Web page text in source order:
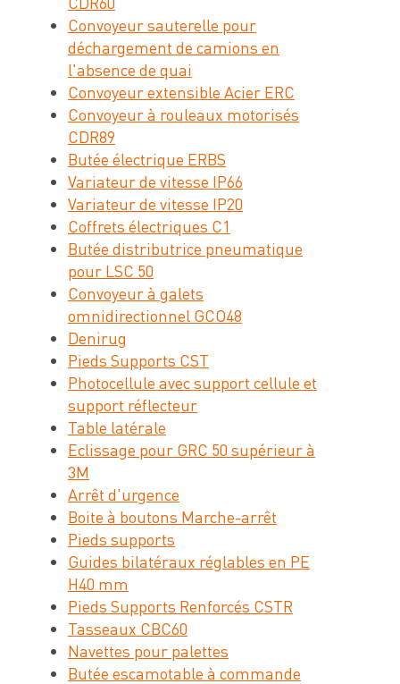
Convoyeur sauterelle pour
déchargement de camions en
l'absence de quai
Convoyeur extensible Acier ERC
Convoyeur à rouleaux motorisés
CDR89
Butée électrique ERBS
Variateur de vitesse IP66
Variateur de vitesse IP20
Coffrets électriques C1
Butée distributrice pneumatique
pour LSC 50
Convoyeur à galets
omnidirectionnel GCO48
Denirug
Pieds Supports CST
Photocellule avec support cellule et
support réflecteur
Table latérale
Eclissage pour GRC 50 supérieur à
3M
Arrêt d'urgence
Boite à boutons Marche-arrêt
Pieds supports
Guides bilatéraux réglables en PE
H40 mm
Pieds Supports Renforcés CSTR
Tasseaux CBC60
Navettes pour palettes
Butée escamotable à commande